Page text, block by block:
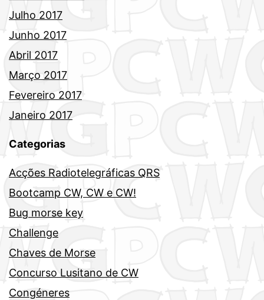
Julho 2017
Junho 2017
Abril 2017
Março 2017
Fevereiro 2017
Janeiro 2017
Categorias
Acções Radiotelegráficas QRS
Bootcamp CW, CW e CW!
Bug morse key
Challenge
Chaves de Morse
Concurso Lusitano de CW
Congéneres